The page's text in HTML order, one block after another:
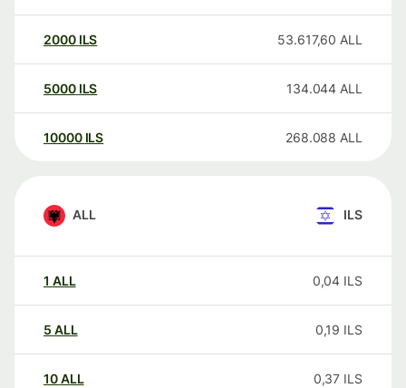
2000 ILS 53.617,60 ALL
5000 ILS 134.044 ALL
10000 ILS 268.088 ALL
ALL ILS
1 ALL 0,04 ILS
5 ALL 0,19 ILS
10ALL 0,37 ILS